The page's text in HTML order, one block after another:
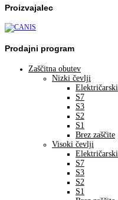
Proizvajalec
Prodajni program
Zaščitna obutev
Nizki čevlji
Električarski
S7
S3
S2
S1
Brez zaščite
Visoki čevlji
Električarski
S7
S3
S2
S1